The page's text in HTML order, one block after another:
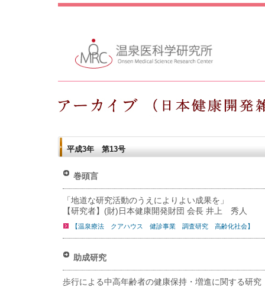
平成3年 第13号
巻頭言
「地道な研究活動のうえによりよい成果を」
【研究者】(財)日本健康開発財団 会長 井上 秀人
【温泉療法 クアハウス 健診事業 調査研究 高齢化社会】
助成研究
歩行による中高年齢者の健康保持・増進に関する研究